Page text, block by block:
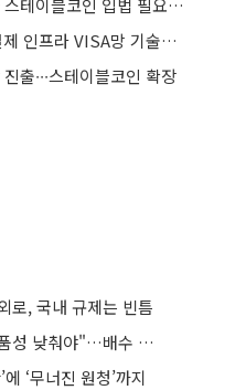
에이루트, 자체 스테이블코인 결제 인프라 VISA망 기술적 연동 검증 성공
출∙∙∙스테이블코인 확장
로, 국내 규제는 빈틈
與 "단일종목 레버리지 ETF 상품성 낮춰야"…배수 조정안도 거론
‘무너진 원청’까지